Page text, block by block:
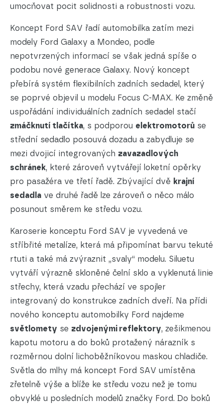
umocňovat pocit solidnosti a robustnosti vozu.
Koncept Ford SAV řadí automobilka zatím mezi
modely Ford Galaxy a Mondeo, podle
nepotvrzených informací se však jedná spíše o
podobu nové generace Galaxy. Nový koncept
přebírá systém flexibilních zadních sedadel, který
se poprvé objevil u modelu Focus C-MAX. Ke změně
uspořádání individuálních zadních sedadel stačí
zmáčknutí tlačítka, s podporou elektromotorů se
střední sedadlo posouvá dozadu a zabydluje se
mezi dvojicí integrovaných zavazadlových
schránek, které zároveň vytvářejí loketní opěrky
pro pasažéra ve třetí řadě. Zbývající dvě krajní
sedadla ve druhé řadě lze zároveň o něco málo
posunout směrem ke středu vozu.
Karoserie konceptu Ford SAV je vyvedená ve
stříbřité metalíze, která má připomínat barvu tekuté
rtuti a také má zvýraznit „svaly“ modelu. Siluetu
vytváří výrazně skloněné čelní sklo a vyklenutá linie
střechy, která vzadu přechází ve spojler
integrovaný do konstrukce zadních dveří. Na přídi
nového konceptu automobilky Ford najdeme
světlomety se zdvojenými reflektory, zešikmenou
kapotu motoru a do boků protažený nárazník s
rozměrnou dolní lichoběžníkovou maskou chladiče.
Světla do mlhy má koncept Ford SAV umístěna
zřetelně výše a blíže ke středu vozu než je tomu
obvyklé u posledních modelů značky Ford. Do boků